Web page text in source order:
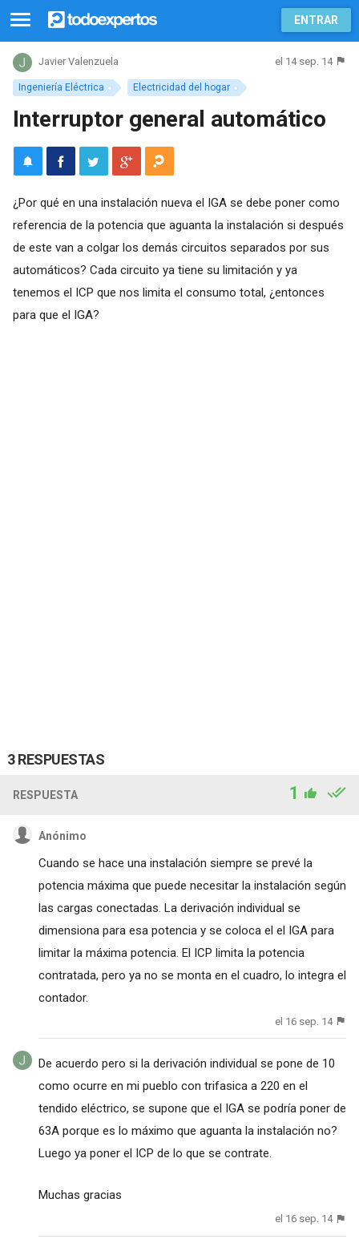
ENTRAR
Ingeniería Eléctrica Electricidad del hogar
Javier Valenzuela el 14 sep. 14
Interruptor general automático
¿Por qué en una instalación nueva el IGA se debe poner como
referencia de la potencia que aguanta la instalación si después
de este van a colgar los demás circuitos separados por sus
automáticos? Cada circuito ya tiene su limitación y ya
tenemos el ICP que nos limita el consumo total, ¿entonces
para que el IGA?
3 RESPUESTAS
RESPUESTA 1
Anónimo
Cuando se hace una instalación siempre se prevé la
potencia máxima que puede necesitar la instalación según
las cargas conectadas. La derivación individual se
dimensiona para esa potencia y se coloca el el IGA para
limitar la máxima potencia. El ICP limita la potencia
contratada, pero ya no se monta en el cuadro, lo integra el
contador.
el 16 sep. 14
De acuerdo pero si la derivación individual se pone de 10
como ocurre en mi pueblo con trifasica a 220 en el
tendido eléctrico, se supone que el IGA se podría poner de
63A porque es lo máximo que aguanta la instalación no?
Luego ya poner el ICP de lo que se contrate.
Muchas gracias
el 16 sep. 14